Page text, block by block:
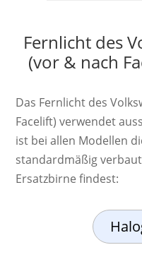
Fernlicht des
(vor & nach
Das Fernlicht des
Facelift) verwendet
ist bei allen Modellen
standardmäßig
Ersatzbirne findest: